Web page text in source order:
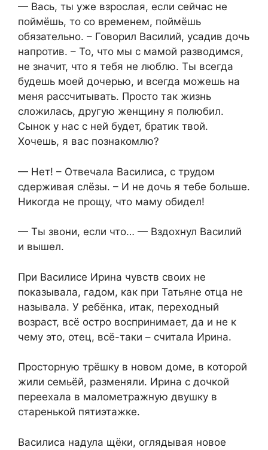
— Вась, ты уже взрослая, если сейчас не
поймёшь, то со временем, поймёшь
обязательно. – Говорил Василий, усадив дочь
напротив. – То, что мы с мамой разводимся,
не значит, что я тебя не люблю. Ты всегда
будешь моей дочерью, и всегда можешь на
меня рассчитывать. Просто так жизнь
сложилась, другую женщину я полюбил.
Сынок у нас с ней будет, братик твой.
Хочешь, я вас познакомлю?
— Нет! – Отвечала Василиса, с трудом
сдерживая слёзы. – И не дочь я тебе больше.
Никогда не прощу, что маму обидел!
— Ты звони, если что… — Вздохнул Василий
и вышел.
При Василисе Ирина чувств своих не
показывала, гадом, как при Татьяне отца не
называла. У ребёнка, итак, переходный
возраст, всё остро воспринимает, да и не к
чему это, отец, всё-таки – считала Ирина.
Просторную трёшку в новом доме, в которой
жили семьёй, разменяли. Ирина с дочкой
переехала в малометражную двушку в
старенькой пятиэтажке.
Василиса надула щёки, оглядывая новое